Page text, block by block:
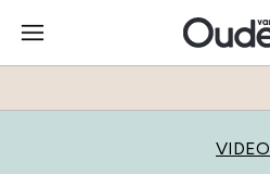
VIDEO